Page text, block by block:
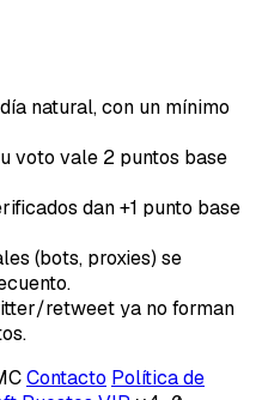
natural, con un mínimo
voto vale 2 puntos base
dan +1 punto base
(bots, proxies) se
retweet ya no forman
Contacto Política de